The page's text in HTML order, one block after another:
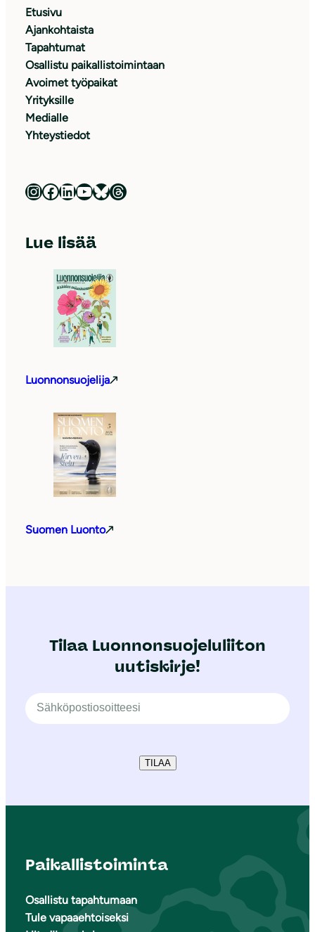
Etusivu
Ajankohtaista
Tapahtumat
Osallistu paikallistoimintaan
Avoimet työpaikat
Yrityksille
Medialle
Yhteystiedot
Luonnonsuojeluliitto Instagramissa Luonnonsuojeluliitto Facebookissa Luonnonsuojeluliitto LinkedInissä Luonnonsuojeluliiton YouTube-kanava Luonnonsuojeluliitto Blueskyssa Luonnonsuojeluliitto Threadsissa
Lue lisää
Luonnonsuojelija
Suomen Luonto
Tilaa Luonnonsuojeluliiton
uutiskirje!
TILAA
Paikallistoiminta
Osallistu tapahtumaan
Tule vapaaehtoiseksi